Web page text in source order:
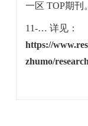
一区 TOP期刊
11-… 详见：
https://
zhumo/research